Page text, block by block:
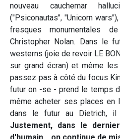
nouveau cauchemar
("Psiconautas", "Unicorn
fresques monumentales
Christopher Nolan. Dans le
westerns (joie de revoir LE
sur grand écran) et même
passez pas à côté du focus
futur on -se - prend le temps
même acheter ses places en
dans le futur au Dietrich,
Justement, dans le